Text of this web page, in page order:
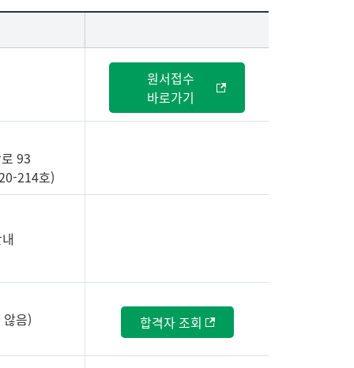
원서접수
바로가기
93
214호)
음) 합격자 조회